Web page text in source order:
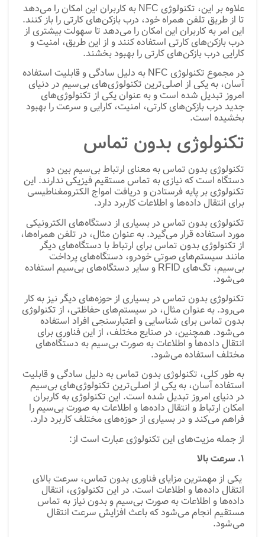
علاوه بر این، تکنولوژی NFC به کاربران این امکان را می‌دهد
تا از طریق تلفن همراه خود، درب بازکن‌های کارتی را باز کنند.
این امر به کاربران این امکان را می‌دهد تا سهولت بیشتری از
درب بازکن‌های کارتی استفاده کنند و از این طریق، امنیت و
کارایی درب بازکن‌های کارتی را بهبود بخشند.
در مجموع تکنولوژی NFC به دلیل سادگی و قابلیت استفاده
آسان، به یکی از اصلی‌ترین تکنولوژی‌های بی‌سیم در دنیای
امروز تبدیل شده است و به عنوان یکی از تکنولوژی‌های
جدید درب بازکن‌های کارتی، امنیت، کارایی و سرعت را بهبود
بخشیده است.
تکنولوژی بدون تماس
تکنولوژی بدون تماس به معنای ارتباط بی‌سیم بین دو
دستگاه است که نیازی به تماس مستقیم فیزیکی ندارند. این
تکنولوژی بر پایه فرستادن و دریافت امواج الکترومغناطیسی
برای انتقال داده‌ها و اطلاعات کاربرد دارد.
تکنولوژی بدون تماس در بسیاری از دستگاه‌های الکترونیکی
مورد استفاده قرار می‌گیرد. به عنوان مثال، در تلفن همراه‌ها،
از تکنولوژی بدون تماس برای ارتباط با دستگاه‌های دیگر
مانند سیستم‌های صوتی خودرو، دستگاه‌های پرداخت
بی‌سیم، تگ‌های RFID و سایر دستگاه‌های بی‌سیم استفاده
می‌شود.
تکنولوژی بدون تماس در بسیاری از حوزه‌های دیگر نیز به کار
می‌رود. به عنوان مثال، در سیستم‌های حفاظتی، از تکنولوژی
بدون تماس برای شناسایی و اعتبارسنجی افراد استفاده
می‌شود. همچنین، در صنایع مختلف، از این فناوری برای
انتقال داده‌ها و اطلاعات به صورت بی‌سیم به دستگاه‌های
مختلف استفاده می‌شود.
به طور کلی، تکنولوژی بدون تماس به دلیل سادگی و قابلیت
استفاده آسان، به یکی از اصلی‌ترین تکنولوژی‌های بی‌سیم
در دنیای امروز تبدیل شده است. این تکنولوژی به کاربران
امکان ارتباط و انتقال داده‌ها و اطلاعات به صورت بی‌سیم را
فراهم می‌کند و در بسیاری از حوزه‌های مختلف کاربرد دارد.
از جمله مزیت‌های این تکنولوژی عبارت است از:
1. سرعت بالا
یکی از مهمترین مزایای فناوری بدون تماس، سرعت بالای
انتقال داده‌ها و اطلاعات است. در این تکنولوژی، انتقال
داده‌ها و اطلاعات به صورت بی‌سیم و بدون نیاز به تماس
مستقیم انجام می‌شود که باعث افزایش سرعت انتقال
می‌شود.